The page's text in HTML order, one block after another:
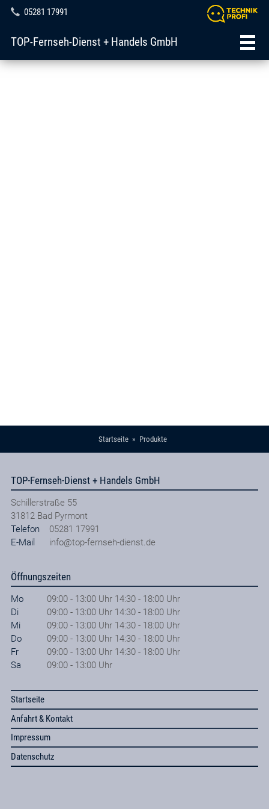
05281 17991
TOP-Fernseh-Dienst + Handels GmbH
Startseite Produkte
TOP-Fernseh-Dienst + Handels GmbH
Schillerstraße 55
31812 Bad Pyrmont
Telefon
05281 17991
E-Mail
info@top-fernseh-dienst.de
Öffnungszeiten
Mo
09:00 - 13:00 Uhr 14:30 - 18:00 Uhr
Di
09:00 - 13:00 Uhr 14:30 - 18:00 Uhr
Mi
09:00 - 13:00 Uhr 14:30 - 18:00 Uhr
Do
09:00 - 13:00 Uhr 14:30 - 18:00 Uhr
Fr
09:00 - 13:00 Uhr 14:30 - 18:00 Uhr
Sa
09:00 - 13:00 Uhr
Startseite
Anfahrt & Kontakt
Impressum
Datenschutz